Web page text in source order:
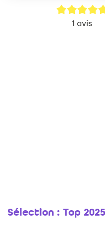
5/5
1 avis
Sélection : Top